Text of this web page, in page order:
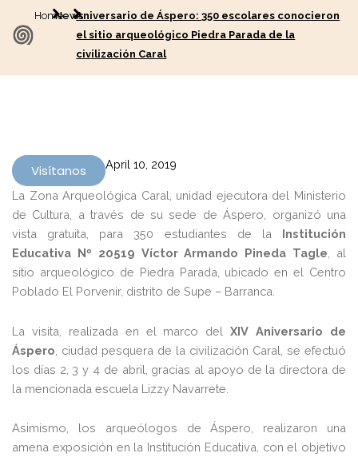
HomeNewsAniversario de Áspero: 350 escolares conocieron
el sitio arqueológico Piedra Parada de la
civilización Caral
Visítanos April 10, 2019
La Zona Arqueológica Caral, unidad ejecutora del Ministerio
de Cultura, a través de su sede de Áspero, organizó una
vista gratuita, para 350 estudiantes de la Institución
Educativa Nº 20519 Víctor Armando Pineda Tagle , al
sitio arqueológico de Piedra Parada, ubicado en el Centro
Poblado El Porvenir, distrito de Supe – Barranca.
La visita, realizada en el marco delXIV Aniversario de
Áspero , ciudad pesquera de la civilización Caral, se efectuó
los días 2, 3 y 4 de abril, gracias al apoyo de la directora de
la mencionada escuela Lizzy Navarrete.
Asimismo, los arqueólogos de Áspero, realizaron una
amena exposición en la Institución Educativa, con el objetivo